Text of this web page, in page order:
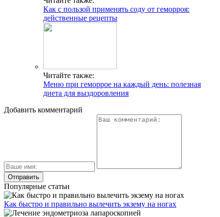
Как с пользой применять соду от геморроя:
действенные рецепты
Читайте также:
Меню при геморрое на каждый день: полезная
диета для выздоровления
Добавить комментарий
Популярные статьи
Как быстро и правильно вылечить экзему на ногах